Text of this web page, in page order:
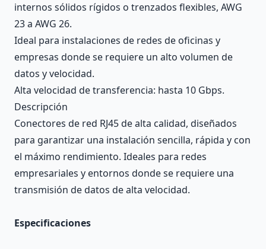
internos sólidos rígidos o trenzados flexibles, AWG
23 a AWG 26.
Ideal para instalaciones de redes de oficinas y
empresas donde se requiere un alto volumen de
datos y velocidad.
Alta velocidad de transferencia: hasta 10 Gbps.
Descripción
Conectores de red RJ45 de alta calidad, diseñados
para garantizar una instalación sencilla, rápida y con
el máximo rendimiento. Ideales para redes
empresariales y entornos donde se requiere una
transmisión de datos de alta velocidad.
Especificaciones